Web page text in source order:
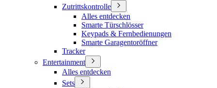
Zutrittskontrolle
Alles entdecken
Smarte Türschlösser
Keypads & Fernbedienungen
Smarte Garagentoröffner
Tracker
Entertainment
Alles entdecken
Sets